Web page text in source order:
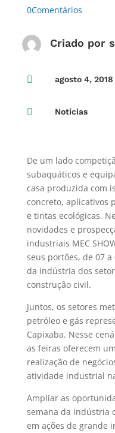
0Comentários
Criado por
 agosto 4, 2018
 Notícias
De um lado
subaquáticos e
casa produzida com
concreto, aplicativos
e tintas ecológicas.
novidades e
industriais MEC
seus portões, de 07
da indústria dos
construção civil.
Juntos, os setores
petróleo e gás
Capixaba. Nesse
as feiras oferecem
realização de
atividade industrial
Ampliar as
semana da indústria
em ações de grande